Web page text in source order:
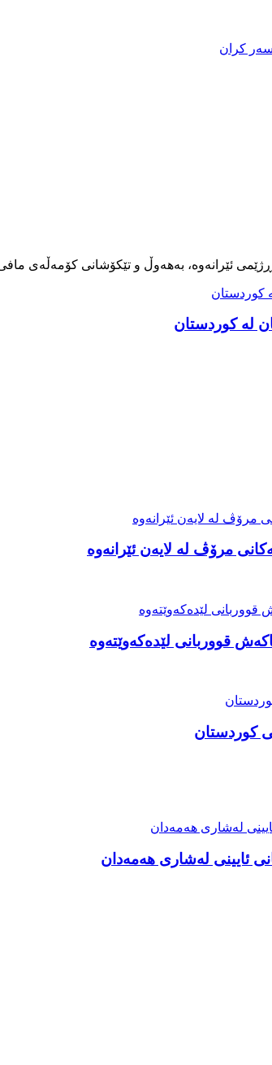
کران
مرۆڤ لە لایەن ئێرانەوە
قووربانی لێدەکەوێتەوە
ئایینی لەشاری هەمەدان